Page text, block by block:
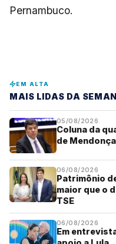
Pernambuco.
EM ALTA
MAIS LIDAS DA
05/08/2026
Coluna da
de
06/08/2026
Patrimônio
maior que o
TSE
06/08/2026
Em